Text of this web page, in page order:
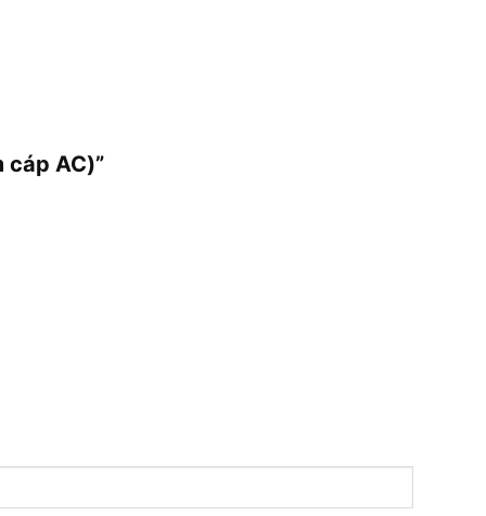
cáp AC)”